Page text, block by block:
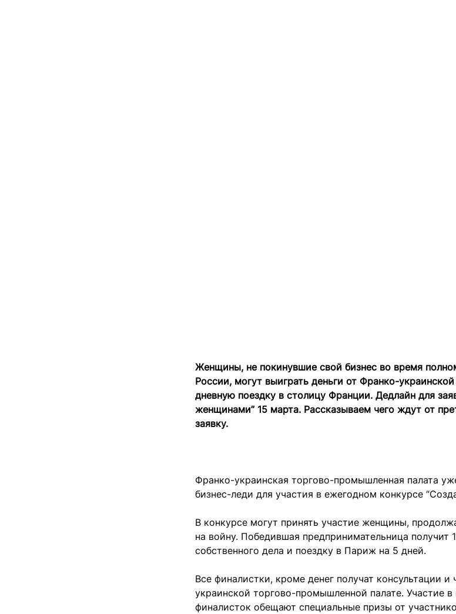
Женщины, не покинувшие свой бизнес во время
России, могут выиграть деньги от Франко-
дневную поездку в столицу Франции. Дедлайн для
женщинами” 15 марта. Рассказываем чего ждут от
заявку.
Франко-украинская торгово-промышленная палата
бизнес-леди для участия в ежегодном конкурсе
В конкурсе могут принять участие женщины,
на войну. Победившая предпринимательница получит
собственного дела и поездку в Париж на 5 дней.
Все финалистки, кроме денег получат консультации и
украинской торгово-промышленной палате. Участие в
финалисток обещают специальные призы от